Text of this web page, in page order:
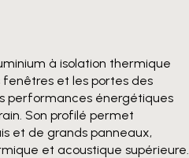
à isolation thermique
et les portes des
performances énergétiques
Son profilé permet
et de grands panneaux,
et acoustique supérieure.